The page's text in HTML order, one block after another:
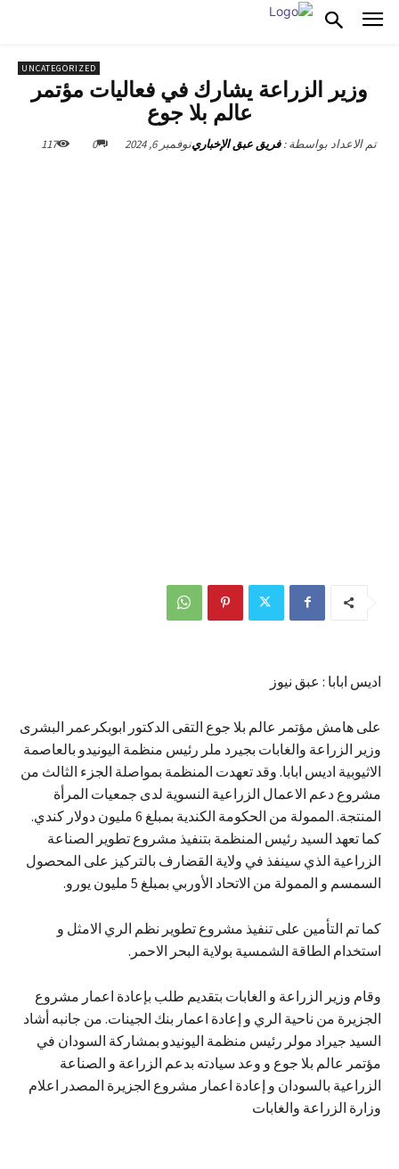
UNCATEGORIZED
وزير الزراعة يشارك في فعاليات مؤتمر
عالم بلا جوع
تم الاعداد بواسطة : فريق عبق الإخبارينوفمبر 6, 2024 0
117
اديس ابابا : عبق نيوز
على هامش مؤتمر عالم بلا جوع التقى الدكتور ابوبكرعمر البشرى
وزير الزراعة والغابات بجيرد ملر رئيس منظمة اليونيدو بالعاصمة
الاثيوبية ادیس ابابا. وقد تعهدت المنظمة بمواصلة الجزء الثالث من
مشروع دعم الاعمال الزراعية النسوية لدى جمعيات المرأة
المنتجة. الممولة من الحكومة الكندية بمبلغ 6 مليون دولار كندي.
كما تعهد السيد رئيس المنظمة بتنفيذ مشروع تطوير الصناعة
الزراعية الذي سينفذ في ولاية القضارف بالتركيز على المحصول
السمسم و الممولة من الاتحاد الأوربي بمبلغ 5 مليون يورو.
كما تم التأمين على تنفيذ مشروع تطوير نظم الري الامثل و
استخدام الطاقة الشمسية بولاية البحر الاحمر.
وقام وزير الزراعة و الغابات بتقديم طلب بإعادة اعمار مشروع
الجزيرة من ناحية الري و إعادة اعمار بنك الجينات. من جانبه أشاد
السيد جيراد مولر رئيس منظمة اليونيدو بمشاركة السودان في
مؤتمر عالم بلا جوع و وعد سيادته بدعم الزراعة و الصناعة
الزراعية بالسودان و إعادة اعمار مشروع الجزيرة المصدر اعلام
وزارة الزراعة والغابات